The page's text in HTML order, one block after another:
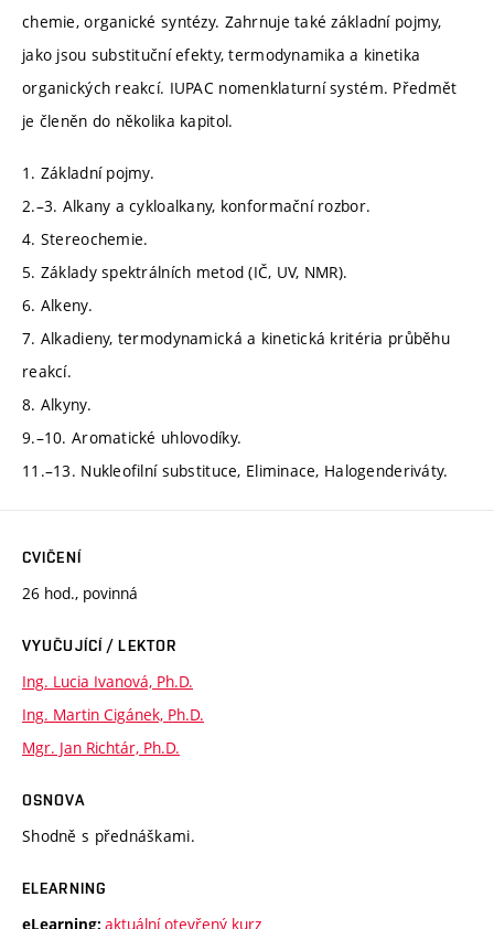
chemie, organické syntézy. Zahrnuje také základní pojmy,
jako jsou substituční efekty, termodynamika a kinetika
organických reakcí. IUPAC nomenklaturní systém. Předmět
je členěn do několika kapitol.
1. Základní pojmy.
2.–3. Alkany a cykloalkany, konformační rozbor.
4. Stereochemie.
5. Základy spektrálních metod (IČ, UV, NMR).
6. Alkeny.
7. Alkadieny, termodynamická a kinetická kritéria průběhu
reakcí.
8. Alkyny.
9.–10. Aromatické uhlovodíky.
11.–13. Nukleofilní substituce, Eliminace, Halogenderiváty.
CVIČENÍ
26 hod., povinná
VYUČUJÍCÍ / LEKTOR
Ing. Lucia Ivanová, Ph.D.
Ing. Martin Cigánek, Ph.D.
Mgr. Jan Richtár, Ph.D.
OSNOVA
Shodně s přednáškami.
ELEARNING
eLearning: aktuální otevřený kurz